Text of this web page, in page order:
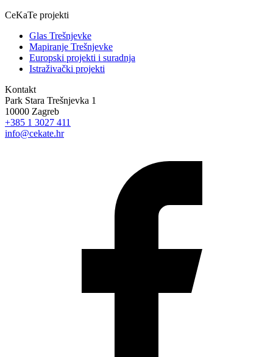
CeKaTe projekti
Glas Trešnjevke
Mapiranje Trešnjevke
Europski projekti i suradnja
Istraživački projekti
Kontakt
Park Stara Trešnjevka 1
10000 Zagreb
+385 1 3027 411
info@cekate.hr